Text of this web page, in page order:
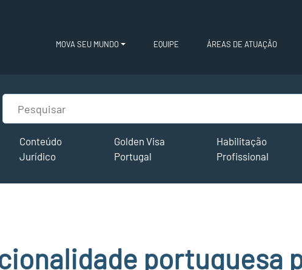
MOVA SEU MUNDO EQUIPE ÁREAS DE ATUAÇÃO
Conteúdo
Jurídico
Golden Visa
Portugal
Habilitação
Profissional
portuguesa